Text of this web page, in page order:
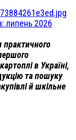
липень 2026
в Україні,
та пошуку
й шкільне